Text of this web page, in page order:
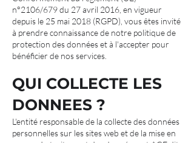
n°2106/679 du 27 avril 2016, en vigueur
depuis le 25 mai 2018 (RGPD), vous êtes invité
à prendre connaissance de notre politique de
protection des données et à l'accepter pour
bénéficier de nos services.
QUI COLLECTE LES
DONNEES ?
L'entité responsable de la collecte des données
personnelles sur les sites web et de la mise en